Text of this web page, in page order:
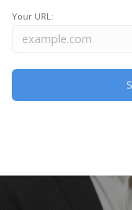
Your URL: